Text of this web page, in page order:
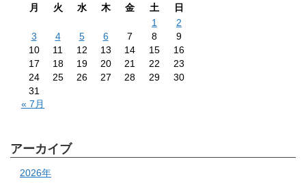
月
火 水 木 金 土
日
1
2
3
4 5 6 7 8
9
10
11 12 13 14 15
16
17
18 19 20 21 22
23
24
25 26 27 28 29
30
31
« 7月
アーカイブ
2026年